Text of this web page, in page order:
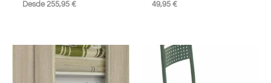
Desde255,95 € 49,95 €